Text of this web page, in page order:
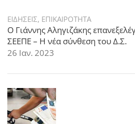
ΕΙΔΗΣΕΙΣ, ΕΠΙΚΑΙΡΟΤΗΤΑ
Ο Γιάννης Αληγιζάκης
ΣΕΕΠΕ – Η νέα σύνθεση του Δ.Σ.
26 Ιαν. 2023